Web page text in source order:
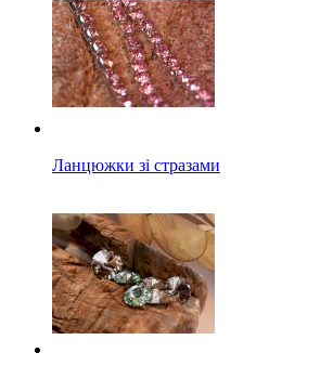
Ланцюжки зі стразами